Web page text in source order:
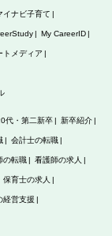
イナビ子育て
My CareerID
トメディア
代・第二新卒 新卒紹介
会計士の転職
の転職 看護師の求人
保育士の求人
経営支援